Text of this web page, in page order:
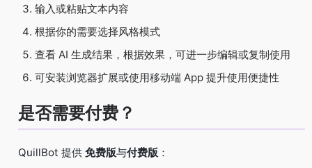
输入或粘贴文本内容
根据你的需要选择风格模式
查看 AI 生成结果，根据效果，可进一步编辑或复制使用
可安装浏览器扩展或使用移动端 App 提升使用便捷性
是否需要付费？
QuillBot 提供 免费版与付费版 ：